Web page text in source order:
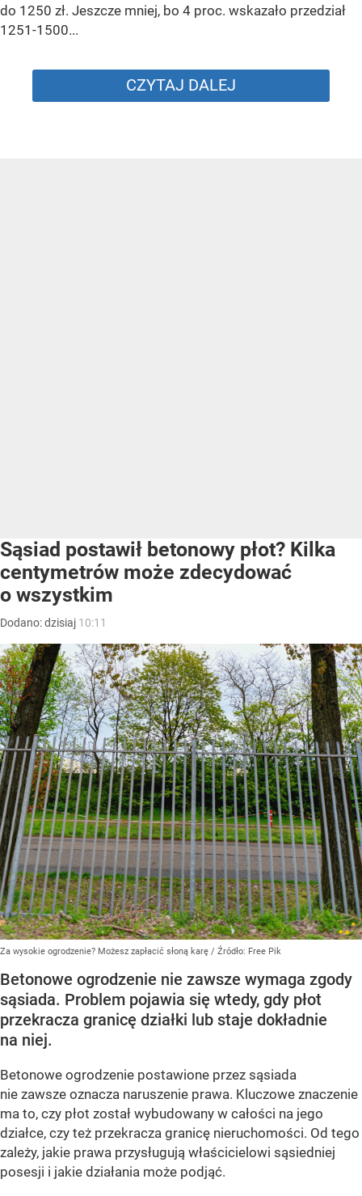
do 1250 zł. Jeszcze mniej, bo 4 proc. wskazało przedział
1251-1500...
CZYTAJ DALEJ
Sąsiad postawił betonowy płot? Kilka
centymetrów może zdecydować
o wszystkim
Dodano:dzisiaj 10:11
Za wysokie ogrodzenie? Możesz zapłacić słoną karę / Źródło: Free Pik
Betonowe ogrodzenie nie zawsze wymaga zgody
sąsiada. Problem pojawia się wtedy, gdy płot
przekracza granicę działki lub staje dokładnie
na niej.
Betonowe ogrodzenie postawione przez sąsiada
nie zawsze oznacza naruszenie prawa. Kluczowe znaczenie
ma to, czy płot został wybudowany w całości na jego
działce, czy też przekracza granicę nieruchomości. Od tego
zależy, jakie prawa przysługują właścicielowi sąsiedniej
posesji i jakie działania może podjąć.